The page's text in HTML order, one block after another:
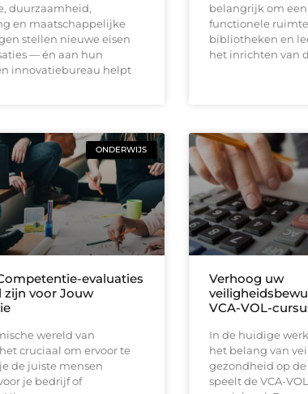
duurzaamheid,
en maatschappelijke
stellen nieuwe eisen
— én aan hun
innovatiebureau helpt
belangrijk om
functionele
bibliotheken en
het inrichten van
ONDERWIJS
evaluaties
zijn voor Jouw
wereld van
cruciaal om ervoor te
de juiste mensen
je bedrijf of
Verhoog uw
VCA-VOL-
In de huidige
het belang van
gezondheid op
speelt de VCA-